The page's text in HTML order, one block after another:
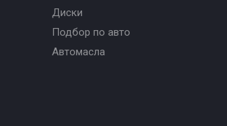
Диски
Подбор по авто
Автомасла